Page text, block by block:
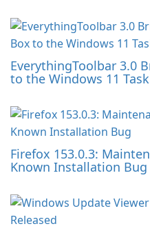
EverythingToolbar 3.0
to the Windows 11
Firefox 153.0.3:
Known Installation Bug